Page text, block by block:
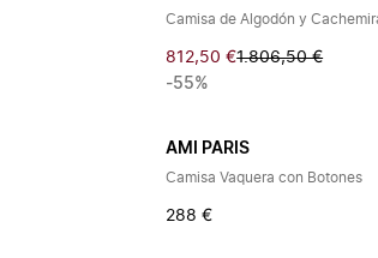
Camisa de Algodón y
812,50 €1.806,50 €
-55%
AMI PARIS
Camisa Vaquera con Botones
288 €